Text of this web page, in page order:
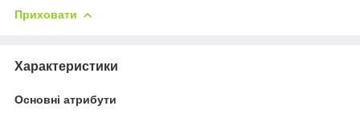
Приховати
Характеристики
Основні атрибути